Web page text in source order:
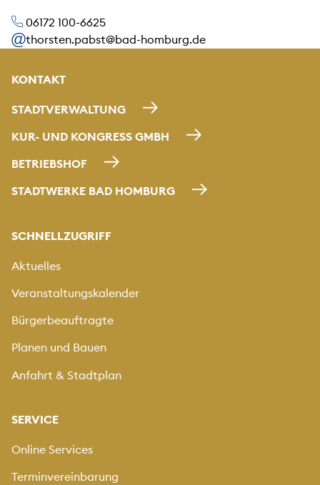
06172 100-6625
thorsten.pabst@bad-homburg.de
KONTAKT
STADTVERWALTUNG
KUR- UND KONGRESS GMBH
BETRIEBSHOF
STADTWERKE BAD HOMBURG
SCHNELLZUGRIFF
Aktuelles
Veranstaltungskalender
Bürgerbeauftragte
Planen und Bauen
Anfahrt & Stadtplan
SERVICE
Online Services
Terminvereinbarung